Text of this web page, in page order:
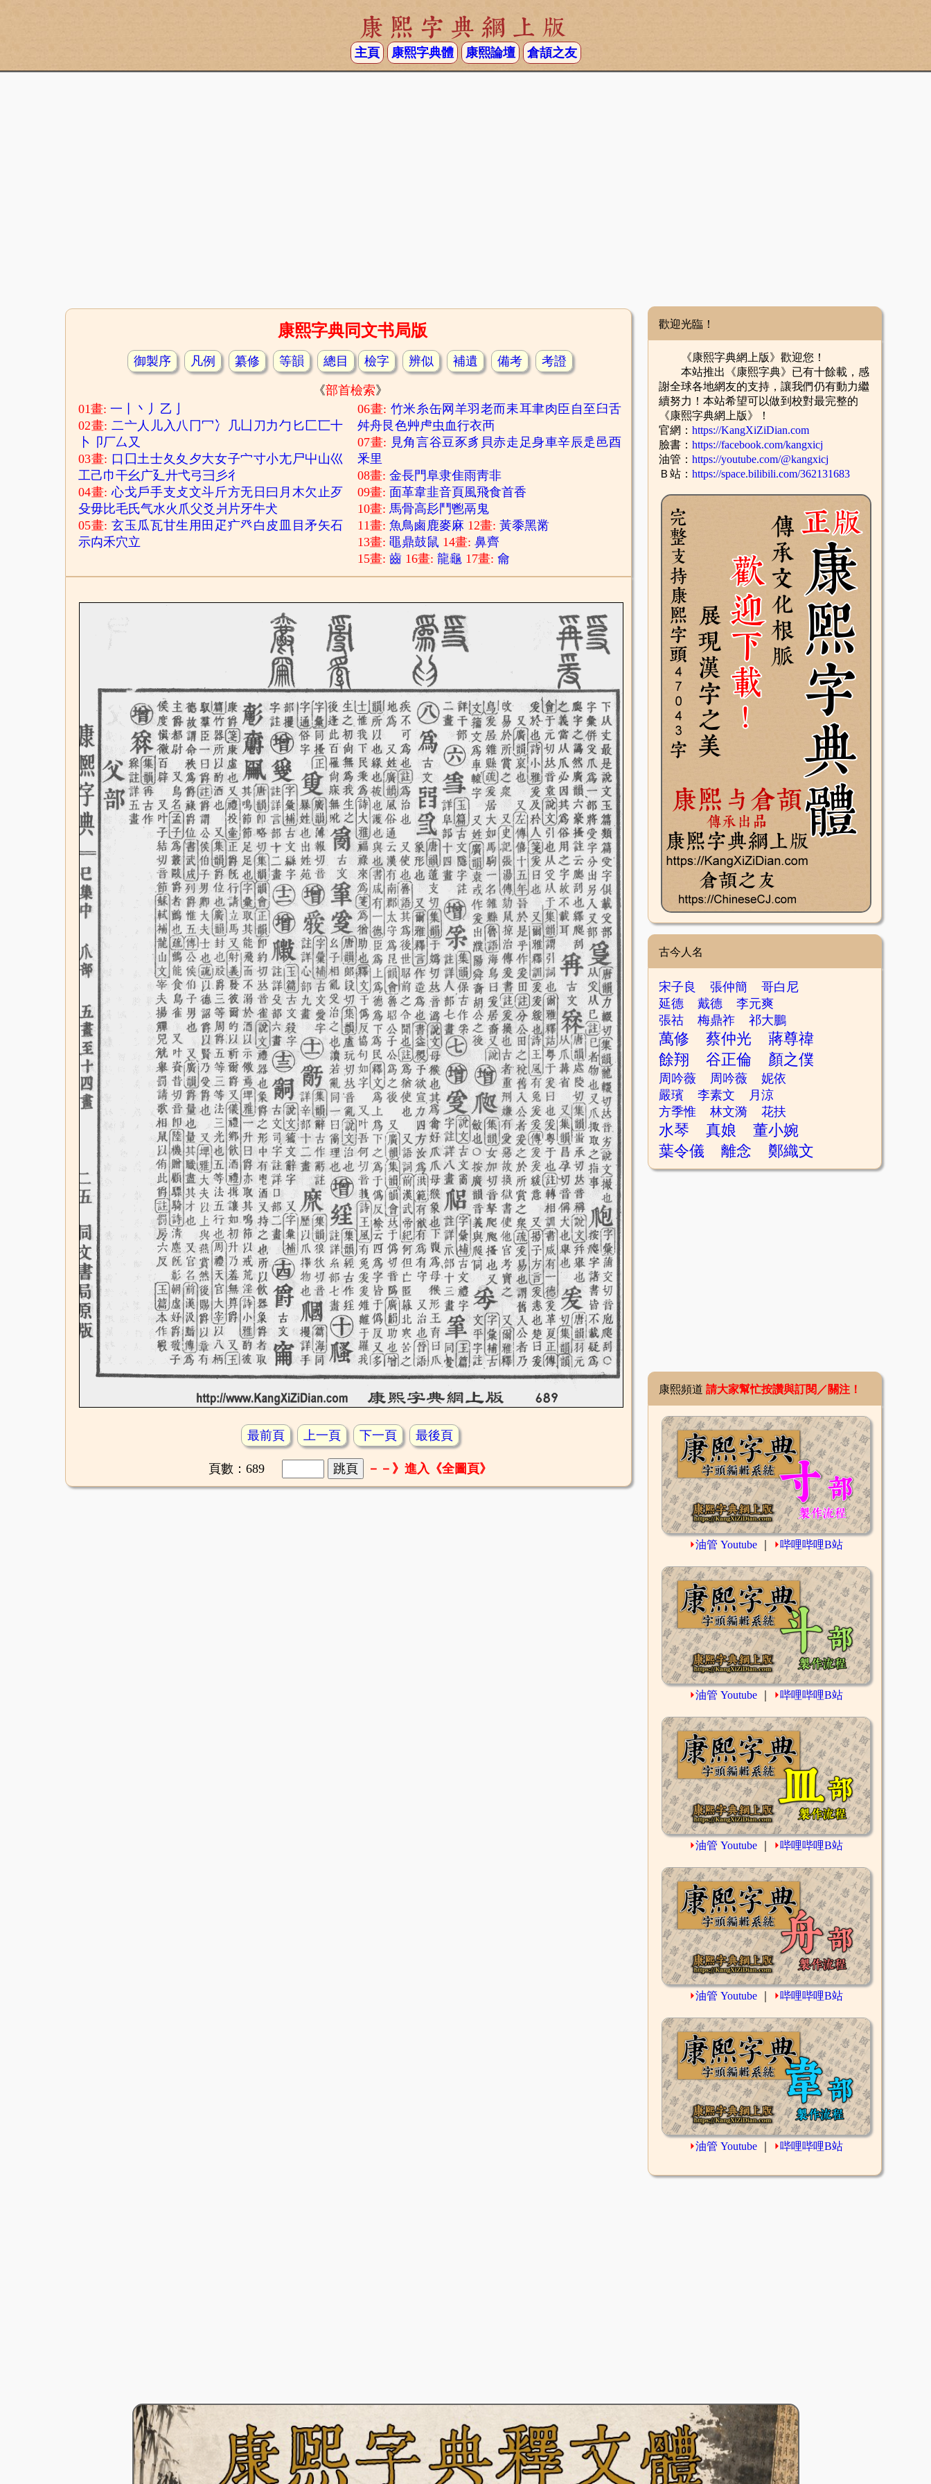
康熙字典網上版
主頁 康熙字典體 康熙論壇 倉頡之友
康熙字典同文书局版
御製序 凡例 纂修 等韻 總目 檢字 辨似 補遺 備考 考證
《部首檢索》
01畫:一 丶 丿 乙
02畫:二亠人 儿入 八 冂冖 冫 几凵 刀 力勹 匕 匚匸十
卜
卩厂厶 又
03畫: 口 囗土士夂 夊 夕大女子宀寸小尢尸屮山巛
工己巾干幺 广廴廾弋弓彐 彡彳
04畫:心戈戶手支 攴文斗斤方无 日 曰 月 木欠止歹
殳毋比毛氏气水火 爪父爻 爿 片牙牛犬
05畫:玄玉 瓜瓦甘生 用 田 疋疒癶白 皮 目矛矢石
示禸禾穴立
06畫: 竹米 糸缶网 羊羽老而耒耳聿肉臣 自 至 臼舌
舛舟艮色艸虍虫血行衣襾
07畫: 見角言谷豆豕豸 貝赤走 足身車辛辰辵 邑酉
釆里
08畫:金長門阜隶隹雨靑非
09畫: 面革韋韭音頁風飛食首香
10畫:馬骨高髟 鬥鬯鬲 鬼
11畫:魚鳥鹵鹿麥麻 12畫:黃黍黑黹
13畫:黽鼎鼓鼠 14畫:鼻齊
15畫:齒 16畫:龍龜 17畫:龠
最前頁 上一頁 下一頁 最後頁
頁數：689 －－》進入《全圖頁》
歡迎光臨！
《康熙字典網上版》歡迎您！
本站推出《康熙字典》已有十餘載，感
謝全球各地網友的支持，讓我們仍有動力繼
續努力！本站希望可以做到校對最完整的
《康熙字典網上版》！
官網： https://KangXiZiDian.com
臉書： https://facebook.com/kangxicj
油管： https://youtube.com/@kangxicj
Ｂ站： https://space.bilibili.com/362131683
古今人名
宋子良 張仲簡
哥白尼
延德
戴德
李元爽
張祜
梅鼎祚 祁大鵬
萬修 蔡仲光
蔣尊禕
餘翔
谷正倫 顏之僕
周吟薇 周吟薇
妮依
嚴璸
李素文
月涼
方季惟
林文漪 花扶
水琴 真娘
董小婉
葉令儀
離念 鄭織文
康熙頻道 請大家幫忙按讚與訂閱／關注！
⏵油管 Youtube ⏵哔哩哔哩B站
⏵油管 Youtube ⏵哔哩哔哩B站
⏵油管 Youtube ⏵哔哩哔哩B站
⏵油管 Youtube ⏵哔哩哔哩B站
⏵油管 Youtube ⏵哔哩哔哩B站